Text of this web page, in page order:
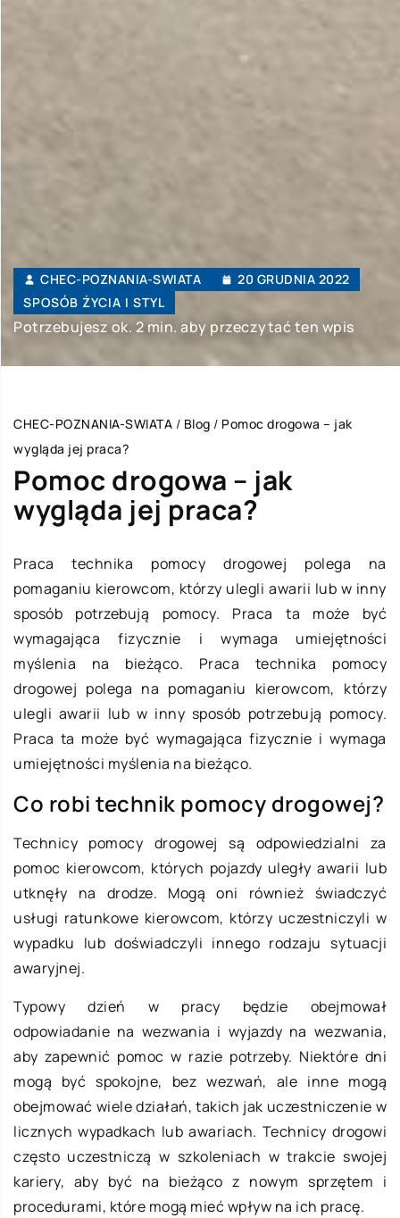
CHEC-POZNANIA-SWIATA
20 GRUDNIA 2022
SPOSÓB ŻYCIA I STYL
Potrzebujesz ok. 2 min. aby przeczytać ten wpis
CHEC-POZNANIA-SWIATA / Blog / Pomoc drogowa – jak
wygląda jej praca?
Pomoc drogowa – jak
wygląda jej praca?
Praca technika pomocy drogowej polega na
pomaganiu kierowcom, którzy ulegli awarii lub w inny
sposób potrzebują pomocy. Praca ta może być
wymagająca fizycznie i wymaga umiejętności
myślenia na bieżąco. Praca technika pomocy
drogowej polega na pomaganiu kierowcom, którzy
ulegli awarii lub w inny sposób potrzebują pomocy.
Praca ta może być wymagająca fizycznie i wymaga
umiejętności myślenia na bieżąco.
Co robi technik pomocy drogowej?
Technicy pomocy drogowej są odpowiedzialni za
pomoc kierowcom, których pojazdy uległy awarii lub
utknęły na drodze. Mogą oni również świadczyć
usługi ratunkowe kierowcom, którzy uczestniczyli w
wypadku lub doświadczyli innego rodzaju sytuacji
awaryjnej.
Typowy dzień w pracy będzie obejmował
odpowiadanie na wezwania i wyjazdy na wezwania,
aby zapewnić pomoc w razie potrzeby. Niektóre dni
mogą być spokojne, bez wezwań, ale inne mogą
obejmować wiele działań, takich jak uczestniczenie w
licznych wypadkach lub awariach. Technicy drogowi
często uczestniczą w szkoleniach w trakcie swojej
kariery, aby być na bieżąco z nowym sprzętem i
procedurami, które mogą mieć wpływ na ich pracę.